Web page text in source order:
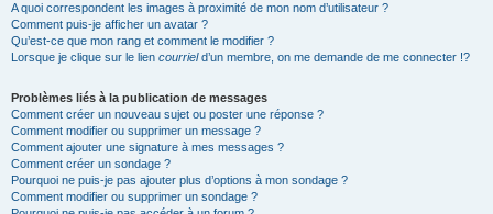
A quoi correspondent les images à proximité de mon nom d’utilisateur ?
Comment puis-je afficher un avatar ?
Qu’est-ce que mon rang et comment le modifier ?
Lorsque je clique sur le lien courrield’un membre, on me demande de me connecter !?
Problèmes liés à la publication de messages
Comment créer un nouveau sujet ou poster une réponse ?
Comment modifier ou supprimer un message ?
Comment ajouter une signature à mes messages ?
Comment créer un sondage ?
Pourquoi ne puis-je pas ajouter plus d’options à mon sondage ?
Comment modifier ou supprimer un sondage ?